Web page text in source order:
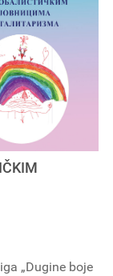
„Dugine boje